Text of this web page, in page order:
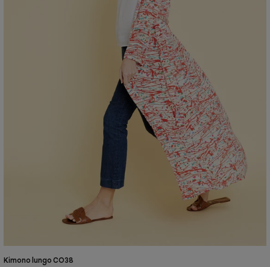
Kimono lungo CO38